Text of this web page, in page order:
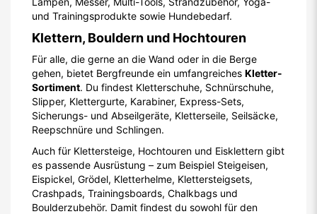
und Trainingsprodukte sowie Hundebedarf.
Klettern, Bouldern und Hochtouren
Für alle, die gerne an die Wand oder in die Berge
gehen, bietet Bergfreunde ein umfangreiches Kletter-
Sortiment. Du findest Kletterschuhe, Schnürschuhe,
Slipper, Klettergurte, Karabiner, Express-Sets,
Sicherungs- und Abseilgeräte, Kletterseile, Seilsäcke,
Reepschnüre und Schlingen.
Auch für Klettersteige, Hochtouren und Eisklettern gibt
es passende Ausrüstung – zum Beispiel Steigeisen,
Eispickel, Grödel, Kletterhelme, Klettersteigsets,
Crashpads, Trainingsboards, Chalkbags und
Boulderzubehör. Damit findest du sowohl für den